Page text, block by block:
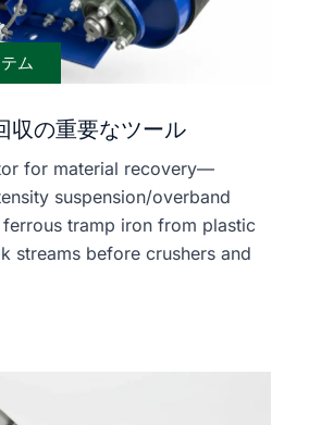
ム
収の重要なツール
for material recovery—
suspension/overband
tramp iron from plastic
streams before crushers and